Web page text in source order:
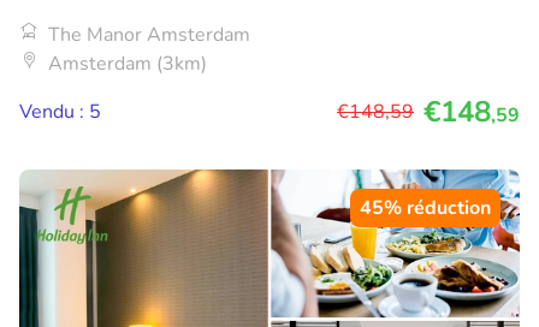
The Manor Amsterdam
Amsterdam (3km)
Vendu : 5
€148,59 €148,59
45% réduction